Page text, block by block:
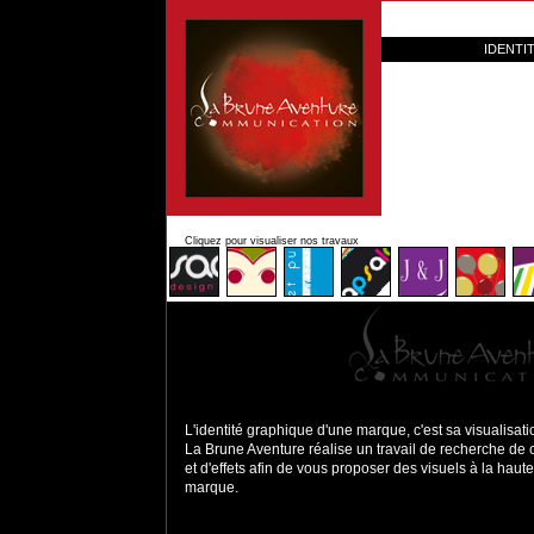
Cliquez pour visualiser nos travaux
L'identité graphique d'une marque, c'est sa
La Brune Aventure réalise un travail de recherche de
et d'effets afin de vous proposer des visuels à la
marque.